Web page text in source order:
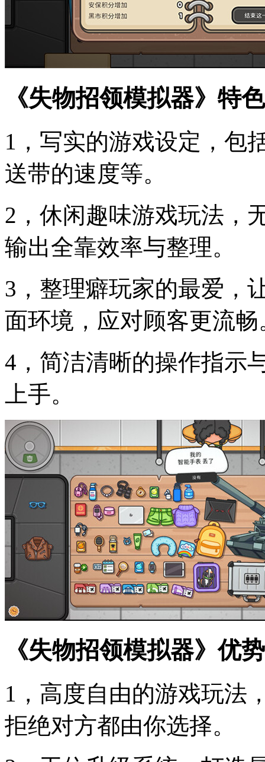
《失物招领模拟器》特色
1，写实的游戏设定，包
送带的速度等。
2，休闲趣味游戏玩法，
输出全靠效率与整理。
3，整理癖玩家的最爱，
面环境，应对顾客更流畅
4，简洁清晰的操作指示
上手。
《失物招领模拟器》优势
1，高度自由的游戏玩法
拒绝对方都由你选择。